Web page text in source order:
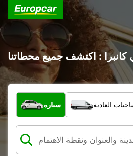
كانبرا : اكتشف جميع محطاتنا
ما نوع المركبة؟
سيارة العادية